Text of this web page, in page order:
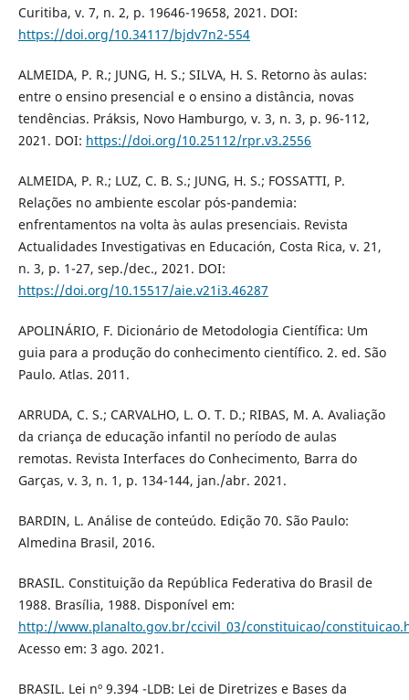
Curitiba, v. 7, n. 2, p. 19646-19658, 2021. DOI:
https://doi.org/10.34117/bjdv7n2-554
ALMEIDA, P. R.; JUNG, H. S.; SILVA, H. S. Retorno às aulas:
entre o ensino presencial e o ensino a distância, novas
tendências. Práksis, Novo Hamburgo, v. 3, n. 3, p. 96-112,
2021. DOI: https://doi.org/10.25112/rpr.v3.2556
ALMEIDA, P. R.; LUZ, C. B. S.; JUNG, H. S.; FOSSATTI, P.
Relações no ambiente escolar pós-pandemia:
enfrentamentos na volta às aulas presenciais. Revista
Actualidades Investigativas en Educación, Costa Rica, v. 21,
n. 3, p. 1-27, sep./dec., 2021. DOI:
https://doi.org/10.15517/aie.v21i3.46287
APOLINÁRIO, F. Dicionário de Metodologia Científica: Um
guia para a produção do conhecimento científico. 2. ed. São
Paulo. Atlas. 2011.
ARRUDA, C. S.; CARVALHO, L. O. T. D.; RIBAS, M. A. Avaliação
da criança de educação infantil no período de aulas
remotas. Revista Interfaces do Conhecimento, Barra do
Garças, v. 3, n. 1, p. 134-144, jan./abr. 2021.
BARDIN, L. Análise de conteúdo. Edição 70. São Paulo:
Almedina Brasil, 2016.
BRASIL. Constituição da República Federativa do Brasil de
1988. Brasília, 1988. Disponível em:
http://www.planalto.gov.br/ccivil_03/constituicao/
Acesso em: 3 ago. 2021.
BRASIL. Lei nº 9.394 -LDB: Lei de Diretrizes e Bases da